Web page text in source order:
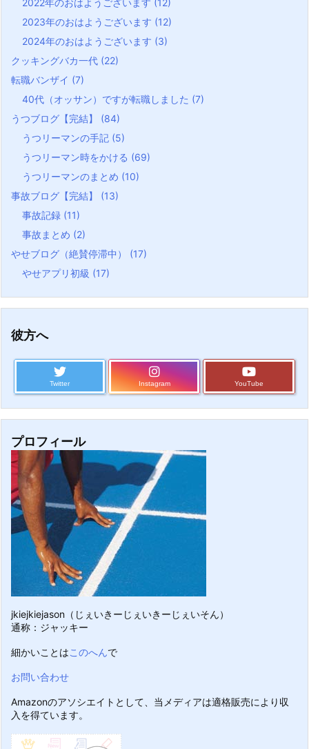
2023年のおはようございます (12)
2024年のおはようございます (3)
クッキングバカ一代 (22)
転職バンザイ (7)
40代（オッサン）ですが転職しました (7)
うつブログ【完結】 (84)
うつリーマンの手記 (5)
うつリーマン時をかける (69)
うつリーマンのまとめ (10)
事故ブログ【完結】 (13)
事故記録 (11)
事故まとめ (2)
やせブログ（絶賛停滞中） (17)
やせアプリ初級 (17)
彼方へ
Twitter Instagram YouTube
プロフィール
jkiejkiejason（じぇいきーじぇいきーじぇいそん）
通称：ジャッキー
細かいことはこのへんで
お問い合わせ
Amazonのアソシエイトとして、当メディアは適格販売により収
入を得ています。